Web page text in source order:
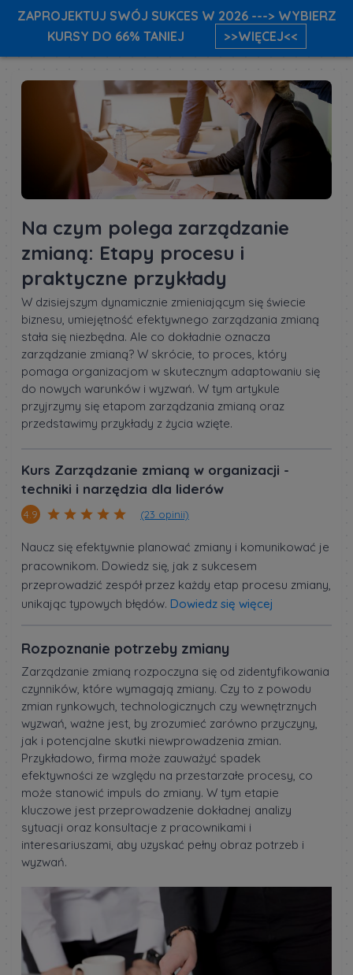
Na czym polega zarządzanie
zmianą: Etapy procesu i
praktyczne przykłady
W dzisiejszym dynamicznie zmieniającym się świecie
biznesu, umiejętność efektywnego zarządzania zmianą
stała się niezbędna. Ale co dokładnie oznacza
zarządzanie zmianą? W skrócie, to proces, który
pomaga organizacjom w skutecznym adaptowaniu się
do nowych warunków i wyzwań. W tym artykule
przyjrzymy się etapom zarządzania zmianą oraz
przedstawimy przykłady z życia wzięte.
Kurs Zarządzanie zmianą w organizacji -
techniki i narzędzia dla liderów
4.9 (23 opinii)
Naucz się efektywnie planować zmiany i komunikować je
pracownikom. Dowiedz się, jak z sukcesem
przeprowadzić zespół przez każdy etap procesu zmiany,
unikając typowych błędów. Dowiedz się więcej
Rozpoznanie potrzeby zmiany
Zarządzanie zmianą rozpoczyna się od zidentyfikowania
czynników, które wymagają zmiany. Czy to z powodu
zmian rynkowych, technologicznych czy wewnętrznych
wyzwań, ważne jest, by zrozumieć zarówno przyczyny,
jak i potencjalne skutki niewprowadzenia zmian.
Przykładowo, firma może zauważyć spadek
efektywności ze względu na przestarzałe procesy, co
może stanowić impuls do zmiany. W tym etapie
kluczowe jest przeprowadzenie dokładnej analizy
sytuacji oraz konsultacje z pracownikami i
interesariuszami, aby uzyskać pełny obraz potrzeb i
wyzwań.
ZAPROJEKTUJ SWÓJ SUKCES W 2026 ---> WYBIERZ
KURSY DO 66% TANIEJ
>>WIĘCEJ<<